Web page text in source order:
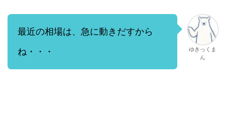
最近の相場は、急に動きだすから
ね・・・
ゆきっくま
ん